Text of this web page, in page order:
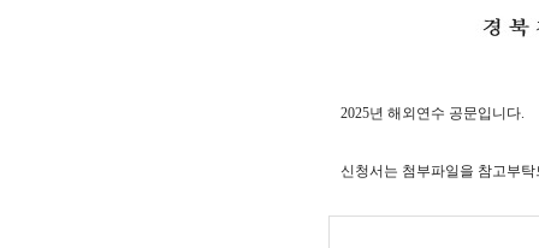
2025년 해외연수 공문입니다.
신청서는 첨부파일을 참고부탁